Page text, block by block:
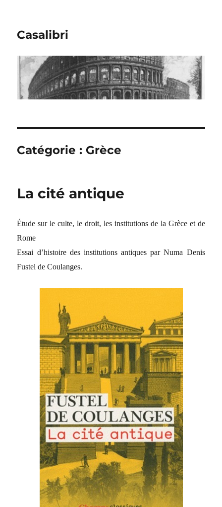
Casalibri
Catégorie : Grèce
La cité antique
Étude sur le culte, le droit, les institutions de la Grèce et de
Rome
Essai d’histoire des institutions antiques par Numa Denis
Fustel de Coulanges.